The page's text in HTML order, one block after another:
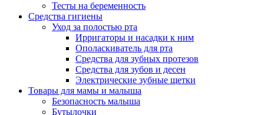
Тесты на беременность
Средства гигиены
Уход за полостью рта
Ирригаторы и насадки к ним
Ополаскиватель для рта
Средства для зубных протезов
Средства для зубов и десен
Электрические зубные щетки
Товары для мамы и малыша
Безопасность малыша
Бутылочки